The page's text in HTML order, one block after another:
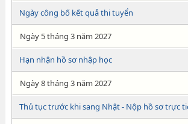
Ngày công bố kết quả thi tuyển
Ngày 5 tháng 3 năm 2027
Hạn nhận hồ sơ nhập học
Ngày 8 tháng 3 năm 2027
Thủ tục trước khi sang Nhật - Nộp hồ sơ trực